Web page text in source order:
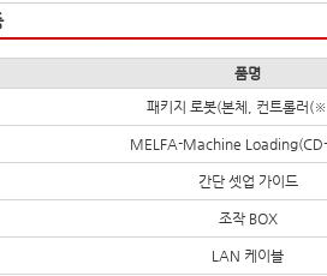
품명
패키지 로봇(본체, 컨트롤러
MELFA-Machine
간단 셋업 가이드
조작 BOX
LAN 케이블